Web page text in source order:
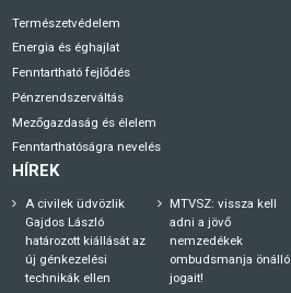
Természetvédelem
Energia és éghajlat
Fenntartható fejlődés
Pénzrendszerváltás
Mezőgazdaság és élelem
Fenntarthatóságra nevelés
HÍREK
A civilek üdvözlik
Gajdos László
határozott kiállását az
új génkezelési
technikák ellen
MTVSZ: vissza kell
adni a jövő
nemzedékek
ombudsmanja önálló
jogait!